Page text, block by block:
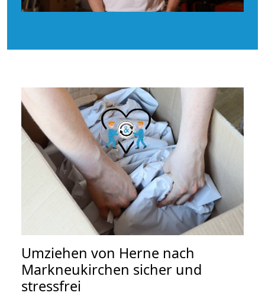
Umziehen von Herne nach
Markneukirchen sicher und
stressfrei